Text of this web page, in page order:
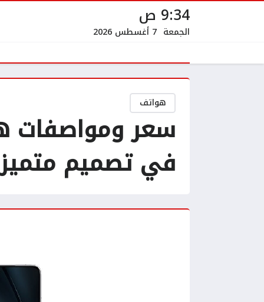
9:34 ص
الجمعة 7 أغسطس 2026
هواتف
في تصميم متميز